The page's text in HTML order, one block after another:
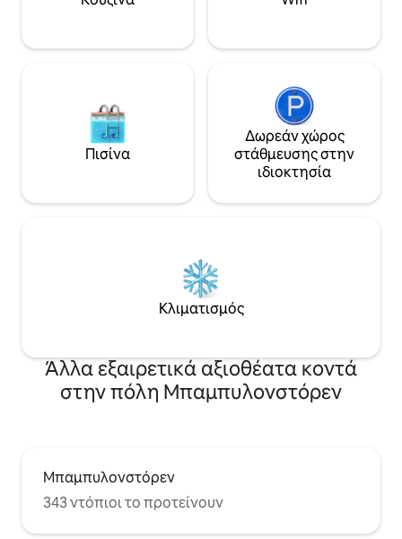
καλύπτει την
Πισίνα
Δωρεάν χώρος
στάθμευσης στην
ιδιοκτησία
Κλιματισμός
Άλλα εξαιρετικά αξιοθέατα κοντά
στην πόλη Μπαμπυλονστόρεν
Μπαμπυλονστόρεν
343 ντόπιοι το προτείνουν